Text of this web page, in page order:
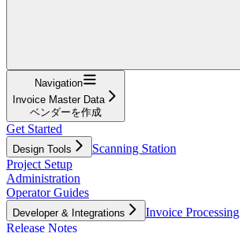
Navigation
Invoice Master Data
ベンダーを作成
Get Started
Design Tools
Scanning Station
Project Setup
Administration
Operator Guides
Developer & Integrations
Invoice Processing
Release Notes